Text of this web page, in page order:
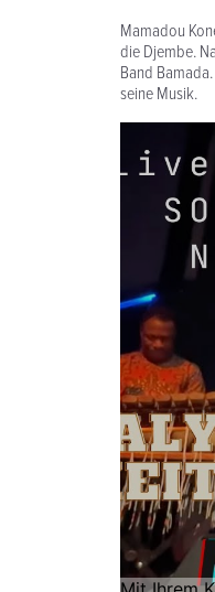
Mamadou
die Djembe.
Band
seine Musik.